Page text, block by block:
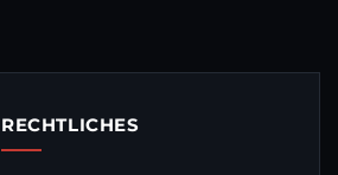
RECHTLICHES